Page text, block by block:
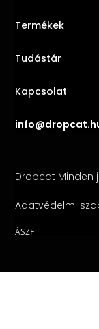
Termékek
Tudástár
Kapcsolat
Dropcat Minden
Adatvédelmi
ÁSZF